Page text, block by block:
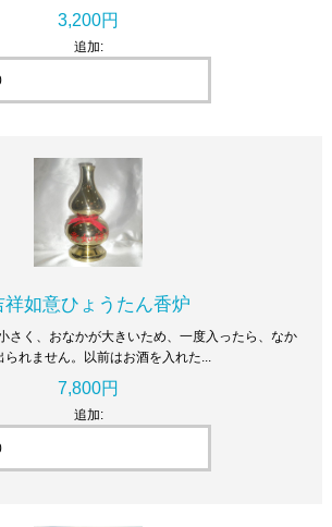
3,200円
追加:
祥如意ひょうたん香炉
さく、おなかが大きいため、一度入ったら、なか
られません。以前はお酒を入れた...
7,800円
追加: